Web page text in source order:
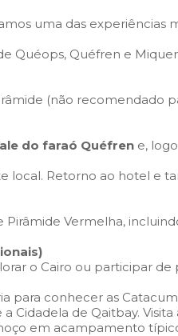
uma das experiências
Quéops, Quéfren e
(não recomendado
do faraó Quéfren e,
local. Retorno ao hotel e
Pirâmide Vermelha,
o Cairo ou participar de
para conhecer as
Cidadela de Qaitbay.
em acampamento